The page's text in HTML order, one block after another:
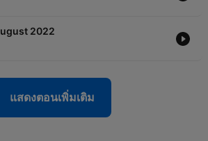
2022
แสดงตอนเพิ่มเติม